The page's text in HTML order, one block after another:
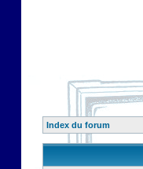
Index du forum